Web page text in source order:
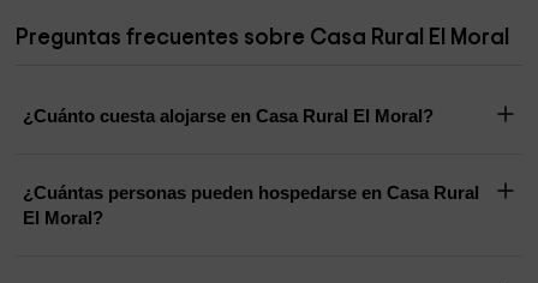
Preguntas frecuentes sobre Casa Rural El Moral
¿Cuánto cuesta alojarse en Casa Rural El Moral?
¿Cuántas personas pueden hospedarse en Casa Rural
El Moral?